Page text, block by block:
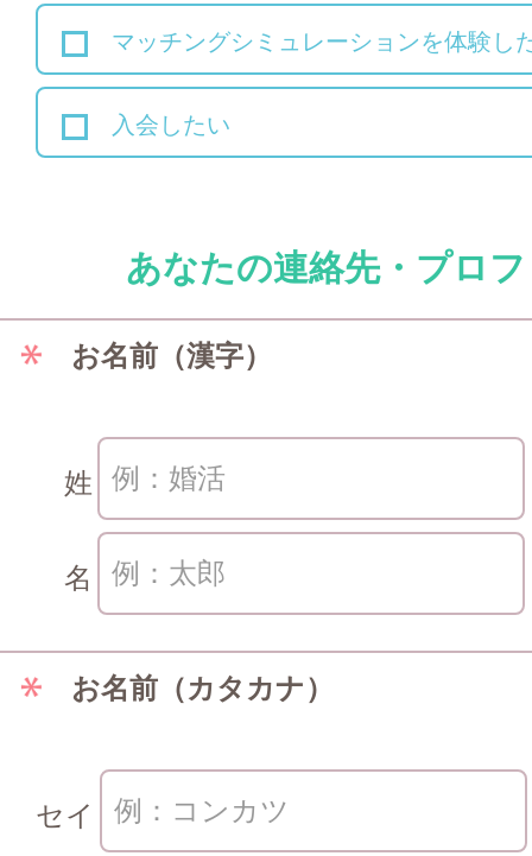
マッチングシミュレーションを体験し
入会したい
あなたの連絡先・プロ
お名前（漢字）
姓
名
お名前（カタカナ）
セイ